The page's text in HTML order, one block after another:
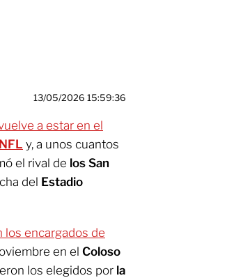
13/05/2026 15:59:36
a estar en el
y, a unos cuantos
el rival de los San
del Estadio
los encargados de
en el Coloso
los elegidos por la